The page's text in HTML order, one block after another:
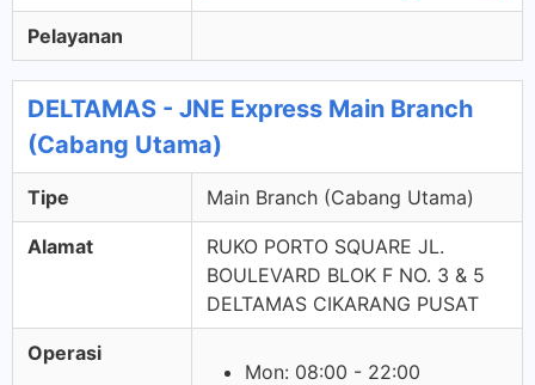
Pelayanan
DELTAMAS - JNE Express Main Branch
(Cabang Utama)
Tipe Main Branch (Cabang Utama)
Alamat
RUKO PORTO SQUARE JL.
BOULEVARD BLOK F NO. 3 & 5
DELTAMAS CIKARANG PUSAT
Operasi
Mon: 08:00 - 22:00